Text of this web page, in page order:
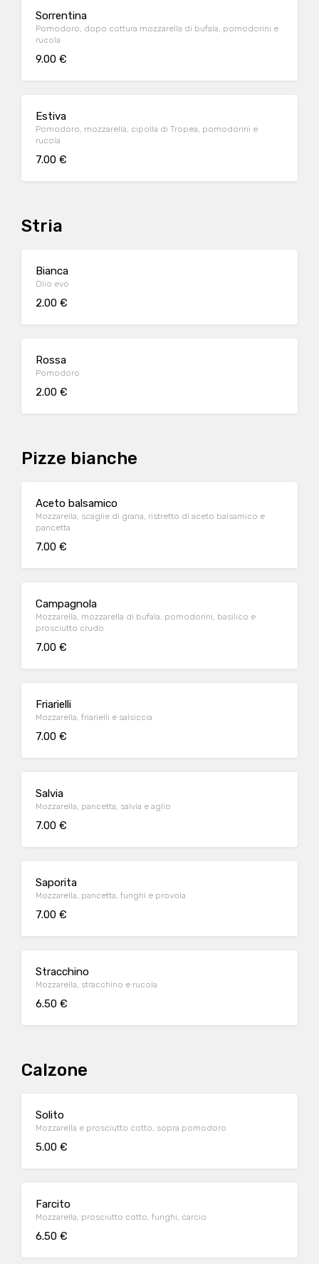
Sorrentina
Pomodoro, dopo cottura mozzarella di bufala, pomodorini e
rucola
9.00 €
Estiva
Pomodoro, mozzarella, cipolla di Tropea, pomodorini e
rucola
7.00 €
Stria
Bianca
Olio evo
2.00 €
Rossa
Pomodoro
2.00 €
Pizze bianche
Aceto balsamico
Mozzarella, scaglie di grana, ristretto di aceto balsamico e
pancetta
7.00 €
Campagnola
Mozzarella, mozzarella di bufala, pomodorini, basilico e
prosciutto crudo
7.00 €
Friarielli
Mozzarella, friarielli e salsiccia
7.00 €
Salvia
Mozzarella, pancetta, salvia e aglio
7.00 €
Saporita
Mozzarella, pancetta, funghi e provola
7.00 €
Stracchino
Mozzarella, stracchino e rucola
6.50 €
Calzone
Solito
Mozzarella e prosciutto cotto, sopra pomodoro
5.00 €
Farcito
Mozzarella, prosciutto cotto, funghi, carcio
6.50 €